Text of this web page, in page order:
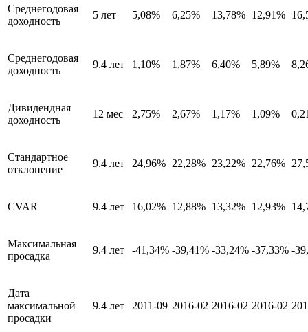
Среднегодовая
доходность
5 лет 5,08% 6,25% 13,78% 12,91%
Среднегодовая
доходность
9.4 лет 1,10% 1,87% 6,40% 5,89%
Дивидендная
доходность
12 мес 2,75% 2,67% 1,17% 1,09%
Стандартное
отклонение
9.4 лет 24,96% 22,28% 23,22% 22,76%
CVAR 9.4 лет 16,02% 12,88% 13,32% 12,93%
Максимальная
просадка
9.4 лет -41,34% -39,41% -33,24% -37,33% -
Дата
максимальной
просадки
9.4 лет 2011-09 2016-02 2016-02 2016-02